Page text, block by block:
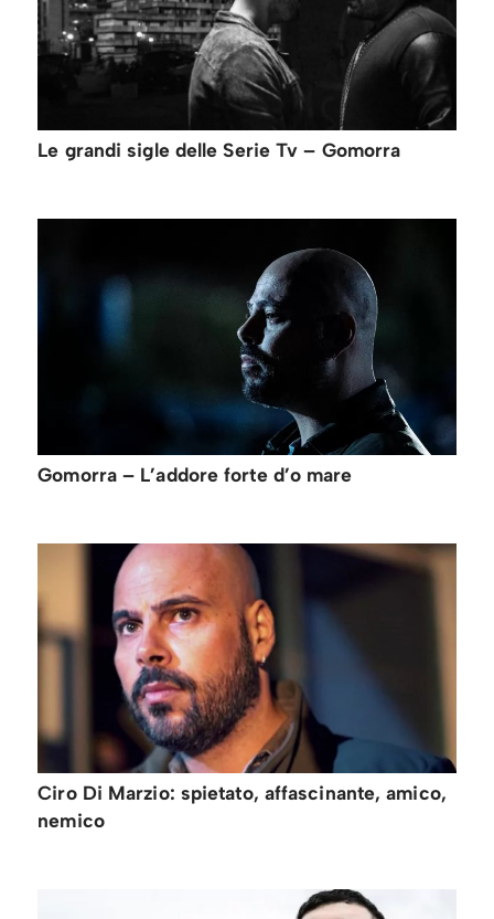
Le grandi sigle delle Serie Tv – Gomorra
Gomorra – L’addore forte d’o mare
Ciro Di Marzio: spietato, affascinante, amico,
nemico